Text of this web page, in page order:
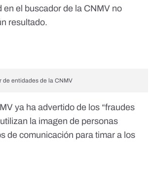
en el buscador de la CNMV no
resultado.
de entidades de la CNMV
ya ha advertido de los “fraudes
la imagen de personas
de comunicación para timar a los